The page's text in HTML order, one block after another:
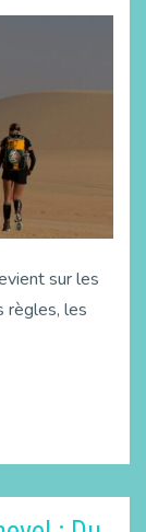
sur les
règles, les